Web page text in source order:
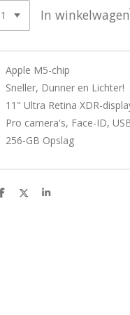
In winkelwagen
Apple M5-chip
Sneller, Dunner en Lichter!
11" Ultra Retina XDR-
Pro camera's, Face-ID,
256-GB Opslag
D
D
S